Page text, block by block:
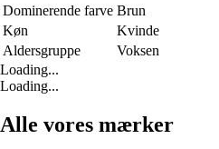
Dominerende farve Brun
Køn
Kvinde
Aldersgruppe
Voksen
Loading...
Loading...
Alle vores mærker